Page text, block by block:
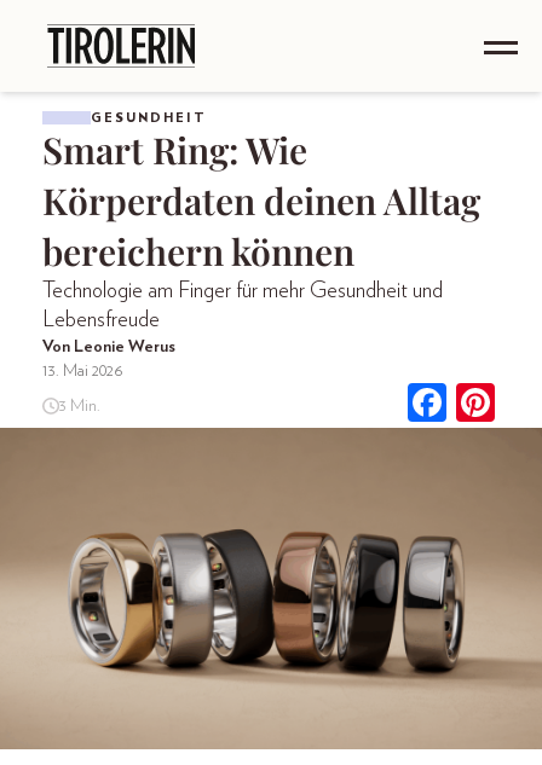
GESUNDHEIT
Smart Ring: Wie
Körperdaten deinen Alltag
bereichern können
Technologie am Finger für mehr Gesundheit und
Lebensfreude
Von Leonie Werus
13. Mai 2026
3 Min.